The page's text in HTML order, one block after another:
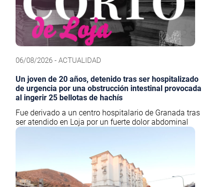
06/08/2026 - ACTUALIDAD
Un joven de 20 años, detenido tras ser hospitalizado
de urgencia por una obstrucción intestinal provocada
al ingerir 25 bellotas de hachís
Fue derivado a un centro hospitalario de Granada tras
ser atendido en Loja por un fuerte dolor abdominal